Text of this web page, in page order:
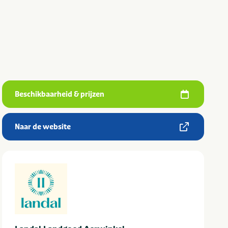
Beschikbaarheid & prijzen
Naar de website